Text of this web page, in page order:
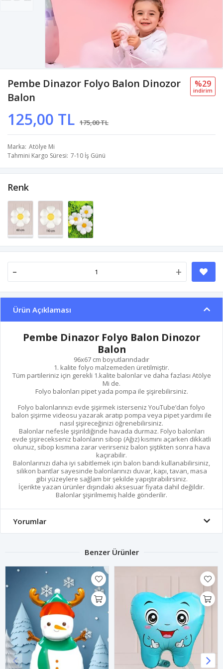
Pembe Dinazor Folyo Balon Dinozor
Balon
125,00 TL 175,00 TL
%29
i̇ndi̇ri̇m
Marka Atölye Mi
Tahmini Kargo Süresi 7-10 İş Günü
Renk
- +
Ürün Açıklaması
Pembe Dinazor Folyo Balon Dinozor
Balon
96x67 cm boyutlarındadır
1. kalite folyo malzemeden üretilmiştir.
Tüm partileriniz için gerekli 1.kalite balonlar ve daha fazlası Atölye
Mi de.
Folyo balonları pipet yada pompa ile şişirebilirsiniz.
Folyo balonlarınızı evde şişirmek isterseniz YouTube’dan folyo
balon şişirme videosu yazarak aratıp pompa veya pipet yardımı ile
nasıl şişireceğinizi öğrenebilirsiniz.
Balonlar nefesle şişirildiğinde havada durmaz. Folyo balonları
evde şişirecekseniz balonların sibop (Ağız) kısmını açarken dikkatli
olunuz, sibop kısmına zarar verirseniz balon şiştikten sonra hava
kaçırabilir.
Balonlarınızı daha iyi sabitlemek için balon bandı kullanabilirsiniz,
silikon bantlar sayesinde balonlarınızı duvar, kapı, tavan, masa
gibi yüzeylere sağlam bir şekilde yapıştırabilirsiniz.
İçerikte yazan ürünler dışındaki aksesuar fiyata dahil değildir.
Balonlar şişirilmemiş halde gönderilir.
Yorumlar
Benzer Ürünler